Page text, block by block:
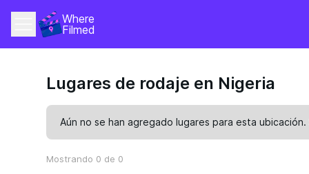
Where
Filmed
Lugares de rodaje en Nigeria
Aún no se han agregado lugares para esta
Mostrando 0 de 0